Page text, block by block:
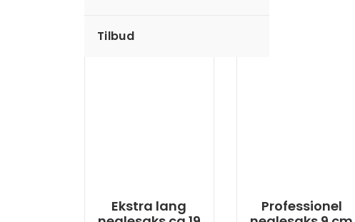
Tilbud
Ekstra lang
Professionel